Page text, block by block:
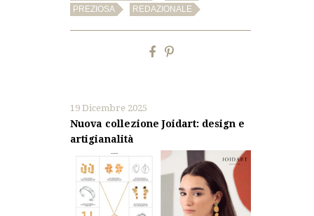
PREZIOSA REDAZIONALE
19 Dicembre 2025
Nuova collezione Joidart: design e
artigianalità